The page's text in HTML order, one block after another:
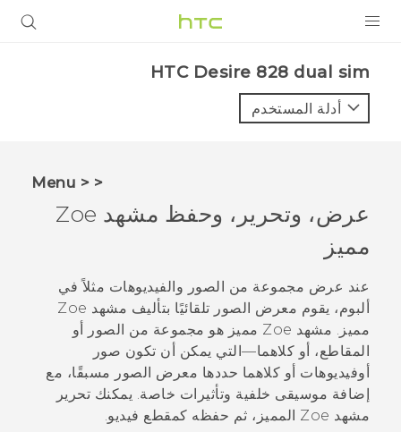
VIVE
VIVERSE
البرامج + التطبيقات
الدعم
أجهزة HTC والملحقات
HTC Desire 828 dual sim‎
أدلة المستخدم
< < Menu
عرض، وتحرير، وحفظ مشهد Zoe
مميز
عند عرض مجموعة من الصور والفيديوهات مثلاً في
ألبوم، يقوم معرض الصور تلقائيًا بتأليف مشهد Zoe
مميز. مشهد Zoe مميز هو مجموعة من الصور أو
المقاطع، أو كلاهما—التي يمكن أن تكون صور
أوفيديوهات أو كلاهما حددها معرض الصور مسبقًا، مع
إضافة موسيقى خلفية وتأثيرات خاصة. يمكنك تحرير
مشهد Zoe المميز، ثم حفظه كمقطع فيديو.